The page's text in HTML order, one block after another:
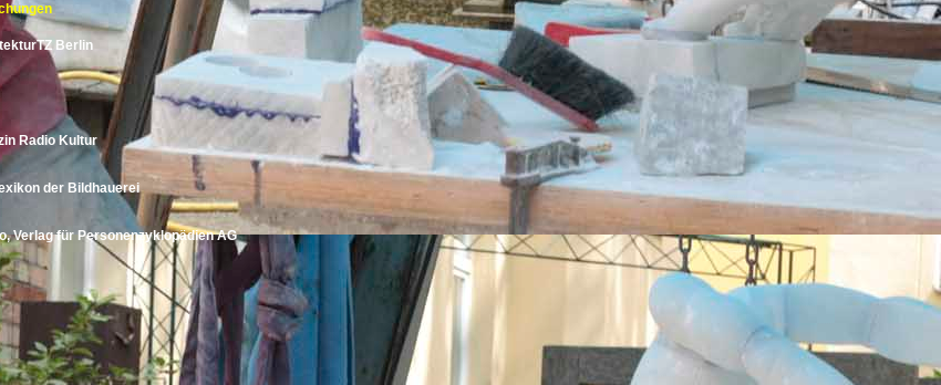
Berlin
Radio Kultur
der Bildhauerei
Verlag für Personenzyklopädien AG